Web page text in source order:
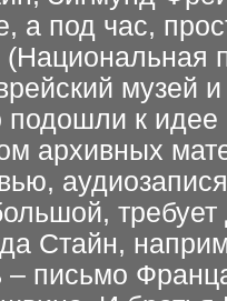
а под час,
музей
подошли к
архивных
Стайн,
– письмо